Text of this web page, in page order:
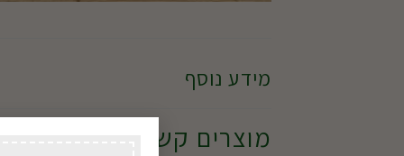
מידע נוסף
מוצרים קשורים